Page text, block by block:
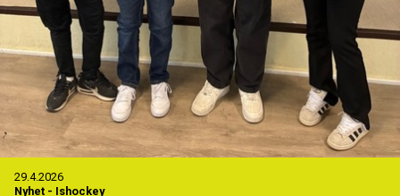
29.4.2026
Nyhet - Ishockey